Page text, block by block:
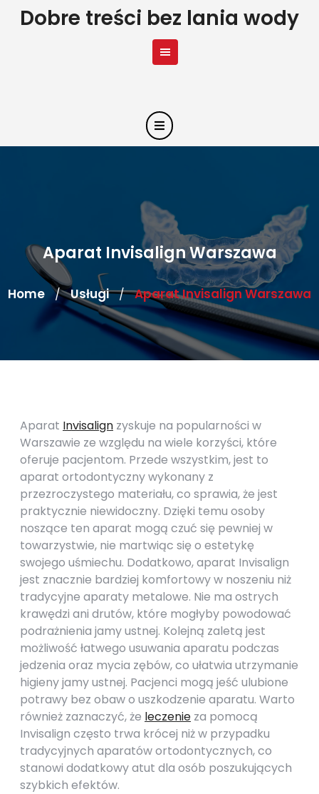
SkipDobre treści bez lania wody
Aparat Invisalign Warszawa
Home / Usługi / Aparat Invisalign Warszawa
Aparat Invisalign zyskuje na popularności w
Warszawie ze względu na wiele korzyści, które
oferuje pacjentom. Przede wszystkim, jest to
aparat ortodontyczny wykonany z
przezroczystego materiału, co sprawia, że jest
praktycznie niewidoczny. Dzięki temu osoby
noszące ten aparat mogą czuć się pewniej w
towarzystwie, nie martwiąc się o estetykę
swojego uśmiechu. Dodatkowo, aparat Invisalign
jest znacznie bardziej komfortowy w noszeniu niż
tradycyjne aparaty metalowe. Nie ma ostrych
krawędzi ani drutów, które mogłyby powodować
podrażnienia jamy ustnej. Kolejną zaletą jest
możliwość łatwego usuwania aparatu podczas
jedzenia oraz mycia zębów, co ułatwia utrzymanie
higieny jamy ustnej. Pacjenci mogą jeść ulubione
potrawy bez obaw o uszkodzenie aparatu. Warto
również zaznaczyć, że leczenie za pomocą
Invisalign często trwa krócej niż w przypadku
tradycyjnych aparatów ortodontycznych, co
stanowi dodatkowy atut dla osób poszukujących
szybkich efektów.